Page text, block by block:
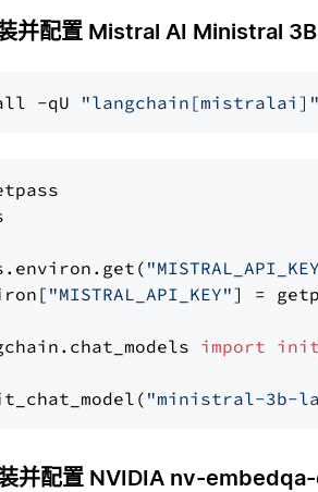
并配置 Mistral AI Ministral 3B
-qU "langchain[mistralai]"
"MISTRAL_API_KEY"] =
import
"ministral-3b-
并配置 NVIDIA nv-